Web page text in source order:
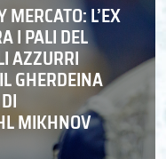
MERCATO: L’EX
I PALI DEL
AZZURRI
GHERDEINA
MIKHNOV